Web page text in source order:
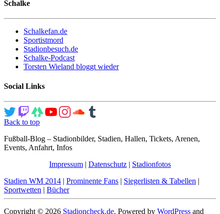
Schalke
Schalkefan.de
Sportistmord
Stadionbesuch.de
Schalke-Podcast
Torsten Wieland bloggt wieder
Social Links
Back to top
Fußball-Blog – Stadionbilder, Stadien, Hallen, Tickets, Arenen,
Events, Anfahrt, Infos
Impressum | Datenschutz | Stadionfotos
Stadien WM 2014 | Prominente Fans | Siegerlisten & Tabellen |
Sportwetten | Bücher
Copyright © 2026 Stadioncheck.de. Powered by WordPress and